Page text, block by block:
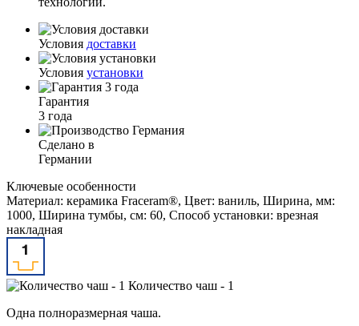
Условия доставки
Условия установки
Гарантия
3 года
Сделано в
Германии
Ключевые особенности
Материал: керамика Fraceram®, Цвет: ваниль, Ширина, мм:
1000, Ширина тумбы, см: 60, Способ установки: врезная
накладная
Количество чаш - 1
Одна полноразмерная чаша.